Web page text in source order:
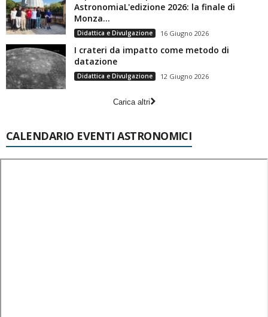
AstronomiaL'edizione 2026: la finale di
Monza...
Didattica e Divulgazione 16 Giugno 2026
I crateri da impatto come metodo di
datazione
Didattica e Divulgazione 12 Giugno 2026
Carica altri
CALENDARIO EVENTI ASTRONOMICI